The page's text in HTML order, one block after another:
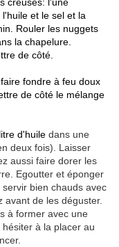
et le sel et la
Rouler les nuggets
la chapelure.
de côté.
fondre à feu doux
de côté le mélange
d'huile dans une
deux fois). Laisser
aussi faire dorer les
Egoutter et éponger
bien chauds avec
de les déguster.
à former avec une
à la placer au